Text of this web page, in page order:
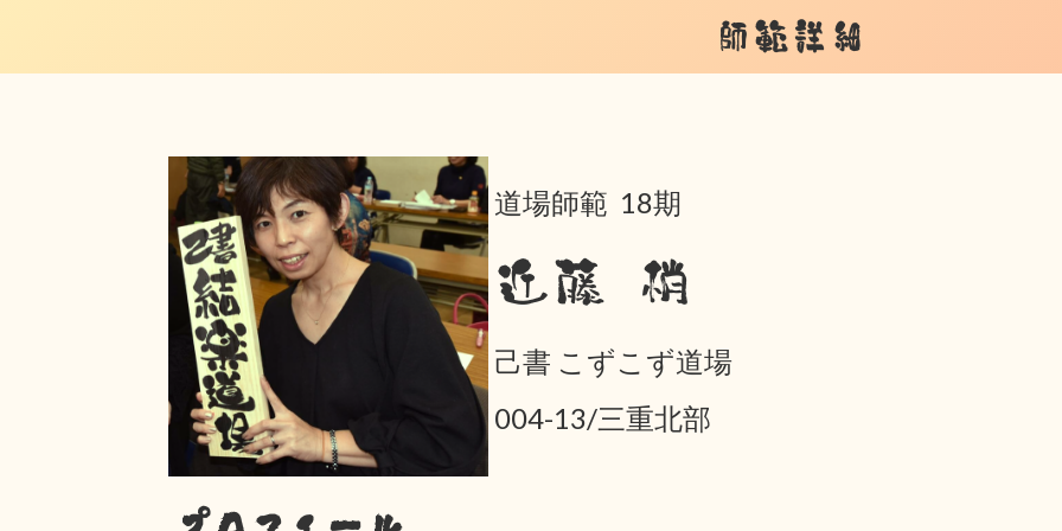
師範詳細
道場師範 18期
近藤 梢
己書 こずこず道場
004-13/三重北部